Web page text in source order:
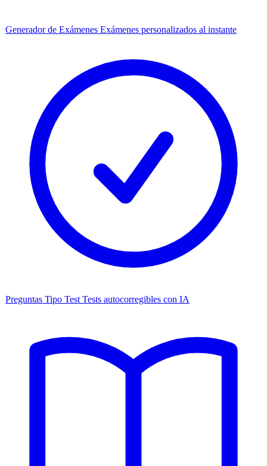
Generador de Exámenes Exámenes personalizados al instante
Preguntas Tipo Test Tests autocorregibles con IA